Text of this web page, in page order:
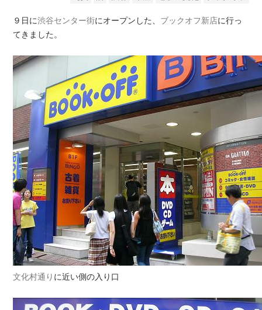
９日に渋谷センター街にオープンした、 ブックオフ新店に行っ
てきました。
文化村通り に近い側の入り口